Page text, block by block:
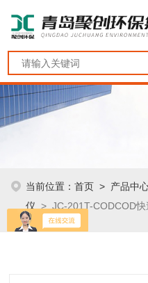
当前位置：首页 > 产品中
仪 > JC-201T-CODCOD快